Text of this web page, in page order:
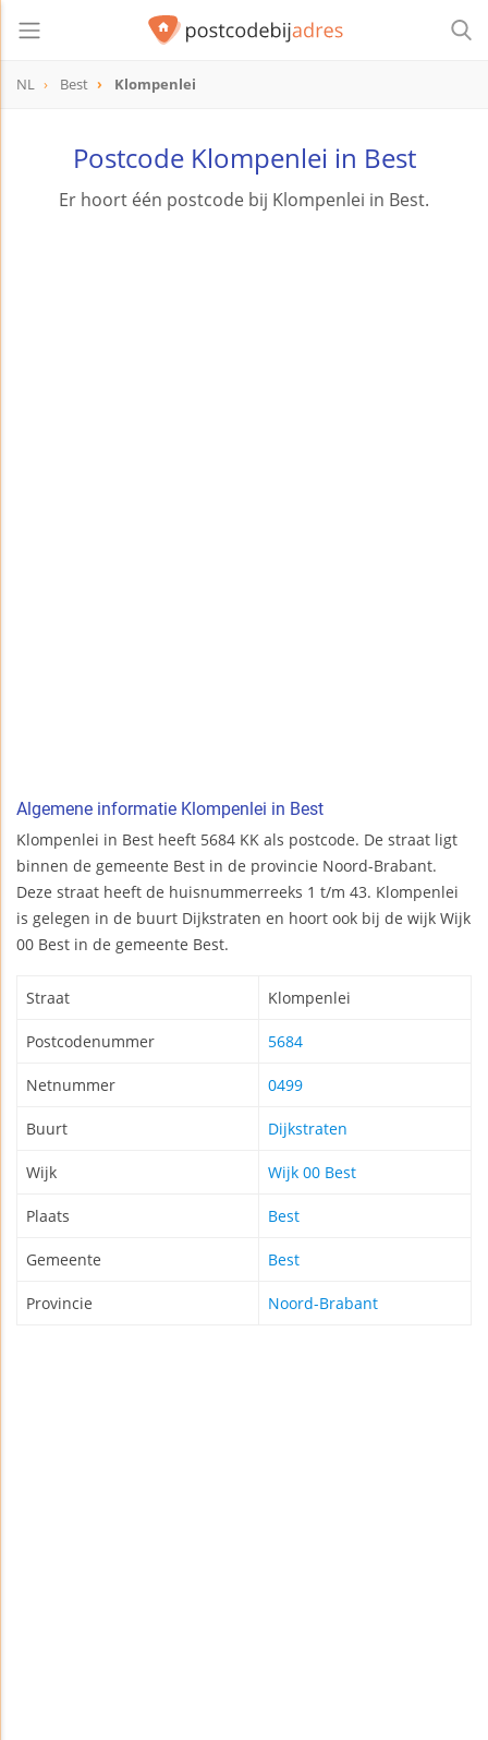
NL Best Klompenlei
Postcode Klompenlei in Best
Er hoort één postcode bij Klompenlei in Best.
Algemene informatie Klompenlei in Best
Klompenlei in Best heeft 5684 KK als postcode. De straat ligt
binnen de gemeente Best in de provincie Noord-Brabant.
Deze straat heeft de huisnummerreeks 1 t/m 43. Klompenlei
is gelegen in de buurt Dijkstraten en hoort ook bij de wijk Wijk
00 Best in de gemeente Best.
Straat Klompenlei
Postcodenummer 5684
Netnummer 0499
Buurt Dijkstraten
Wijk Wijk 00 Best
Plaats Best
Gemeente Best
Provincie Noord-Brabant